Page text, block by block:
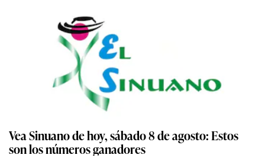
Vea Sinuano de hoy, sábado 8 de agosto: Estos
son los números ganadores